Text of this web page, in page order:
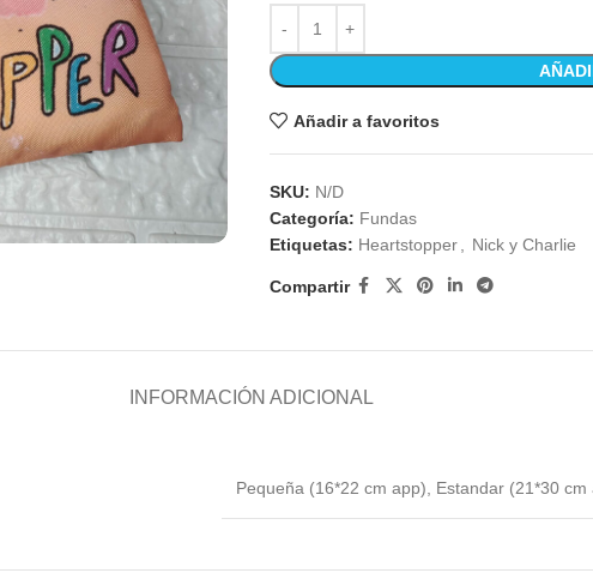
Añadir a favoritos
SKU: N/D
Categoría: Fundas
Etiquetas: Heartstopper Nick y Charlie
Compartir
INFORMACIÓN ADICIONAL
Pequeña (16*22 cm app) Estandar (21*30 cm